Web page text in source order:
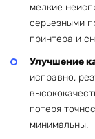
мелкие
серьезными
принтера и
Улучшение
исправно,
потеря
минимальны.